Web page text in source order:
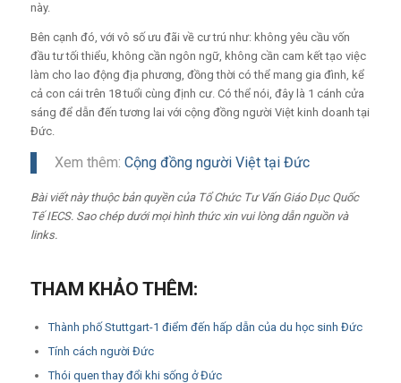
này.
Bên cạnh đó, với vô số ưu đãi về cư trú như: không yêu cầu vốn
đầu tư tối thiểu, không cần ngôn ngữ, không cần cam kết tạo việc
làm cho lao động địa phương, đồng thời có thể mang gia đình, kể
cả con cái trên 18 tuổi cùng định cư. Có thể nói, đây là 1 cánh cửa
sáng để dẫn đến tương lai với cộng đồng người Việt kinh doanh tại
Đức.
Xem thêm: Cộng đồng người Việt tại Đức
Bài viết này thuộc bản quyền của Tổ Chức Tư Vấn Giáo Dục Quốc
Tế IECS. Sao chép dưới mọi hình thức xin vui lòng dẫn nguồn và
links.
THAM KHẢO THÊM:
Thành phố Stuttgart-1 điểm đến hấp dẫn của du học sinh Đức
Tính cách người Đức
Thói quen thay đổi khi sống ở Đức